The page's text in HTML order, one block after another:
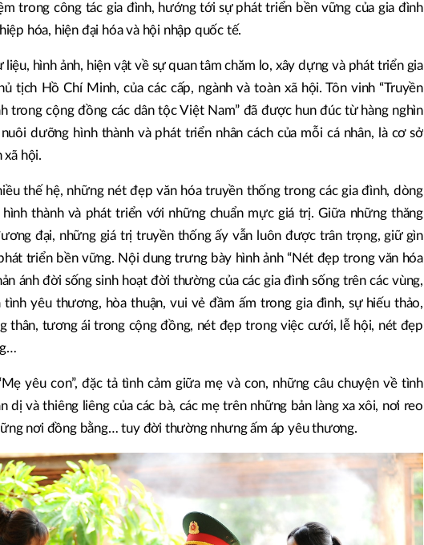
trong công tác gia đình, hướng tới sự phát triển bền vững của gia đình
hóa, hiện đại hóa và hội nhập quốc tế.
hình ảnh, hiện vật về sự quan tâm chăm lo, xây dựng và phát triển gia
tịch Hồ Chí Minh, của các cấp, ngành và toàn xã hội. Tôn vinh “Truyền
trong cộng đồng các dân tộc Việt Nam” đã được hun đúc từ hàng nghìn
dưỡng hình thành và phát triển nhân cách của mỗi cá nhân, là cơ sở
xã hội.
thế hệ, những nét đẹp văn hóa truyền thống trong các gia đình, dòng
thành và phát triển với những chuẩn mực giá trị. Giữa những thăng
đại, những giá trị truyền thống ấy vẫn luôn được trân trọng, giữ gìn
triển bền vững. Nội dung trưng bày hình ảnh “Nét đẹp trong văn hóa
ánh đời sống sinh hoạt đời thường của các gia đình sống trên các vùng,
yêu thương, hòa thuận, vui vẻ đầm ấm trong gia đình, sự hiếu thảo,
thân, tương ái trong cộng đồng, nét đẹp trong việc cưới, lễ hội, nét đẹp
yêu con”, đặc tả tình cảm giữa mẹ và con, những câu chuyện về tình
dị và thiêng liêng của các bà, các mẹ trên những bản làng xa xôi, nơi reo
nơi đồng bằng… tuy đời thường nhưng ấm áp yêu thương.